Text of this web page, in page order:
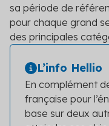
sa période de
pour chaque grand
des principales
L’info Hellio
En complément
française pour
base sur deux